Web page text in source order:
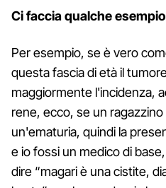
Ci faccia qualche esempio
Per esempio, se è vero
questa fascia di età il
maggiormente l'incidenza,
rene, ecco, se un
un'ematuria, quindi la
e io fossi un medico di
dire “magari è una cistite,